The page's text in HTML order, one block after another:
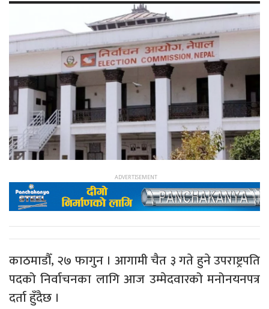
काठमाडौँ, २७ फागुन । आगामी चैत ३ गते हुने उपराष्ट्रपति
पदको निर्वाचनका लागि आज उम्मेदवारको मनोनयनपत्र
दर्ता हुँदैछ ।